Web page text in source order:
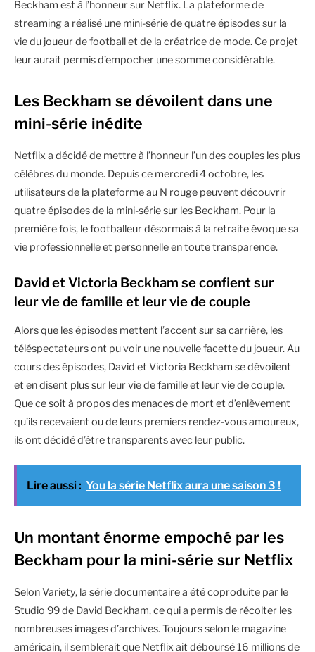
Beckham est à l’honneur sur Netflix. La plateforme de
streaming a réalisé une mini-série de quatre épisodes sur la
vie du joueur de football et de la créatrice de mode. Ce projet
leur aurait permis d’empocher une somme considérable.
Les Beckham se dévoilent dans une
mini-série inédite
Netflix a décidé de mettre à l’honneur l’un des couples les plus
célèbres du monde. Depuis ce mercredi 4 octobre, les
utilisateurs de la plateforme au N rouge peuvent découvrir
quatre épisodes de la mini-série sur les Beckham. Pour la
première fois, le footballeur désormais à la retraite évoque sa
vie professionnelle et personnelle en toute transparence.
David et Victoria Beckham se confient sur
leur vie de famille et leur vie de couple
Alors que les épisodes mettent l’accent sur sa carrière, les
téléspectateurs ont pu voir une nouvelle facette du joueur. Au
cours des épisodes, David et Victoria Beckham se dévoilent
et en disent plus sur leur vie de famille et leur vie de couple.
Que ce soit à propos des menaces de mort et d’enlèvement
qu’ils recevaient ou de leurs premiers rendez-vous amoureux,
ils ont décidé d’être transparents avec leur public.
Lire aussi : You la série Netflix aura une saison 3 !
Un montant énorme empoché par les
Beckham pour la mini-série sur Netflix
Selon Variety, la série documentaire a été coproduite par le
Studio 99 de David Beckham, ce qui a permis de récolter les
nombreuses images d’archives. Toujours selon le magazine
américain, il semblerait que Netflix ait déboursé 16 millions de